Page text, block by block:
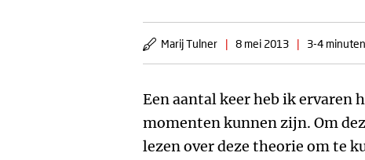
Marij Tulner | 8 mei 2013 | 3-4
Een aantal keer heb ik ervaren
momenten kunnen zijn. Om
lezen over deze theorie om te